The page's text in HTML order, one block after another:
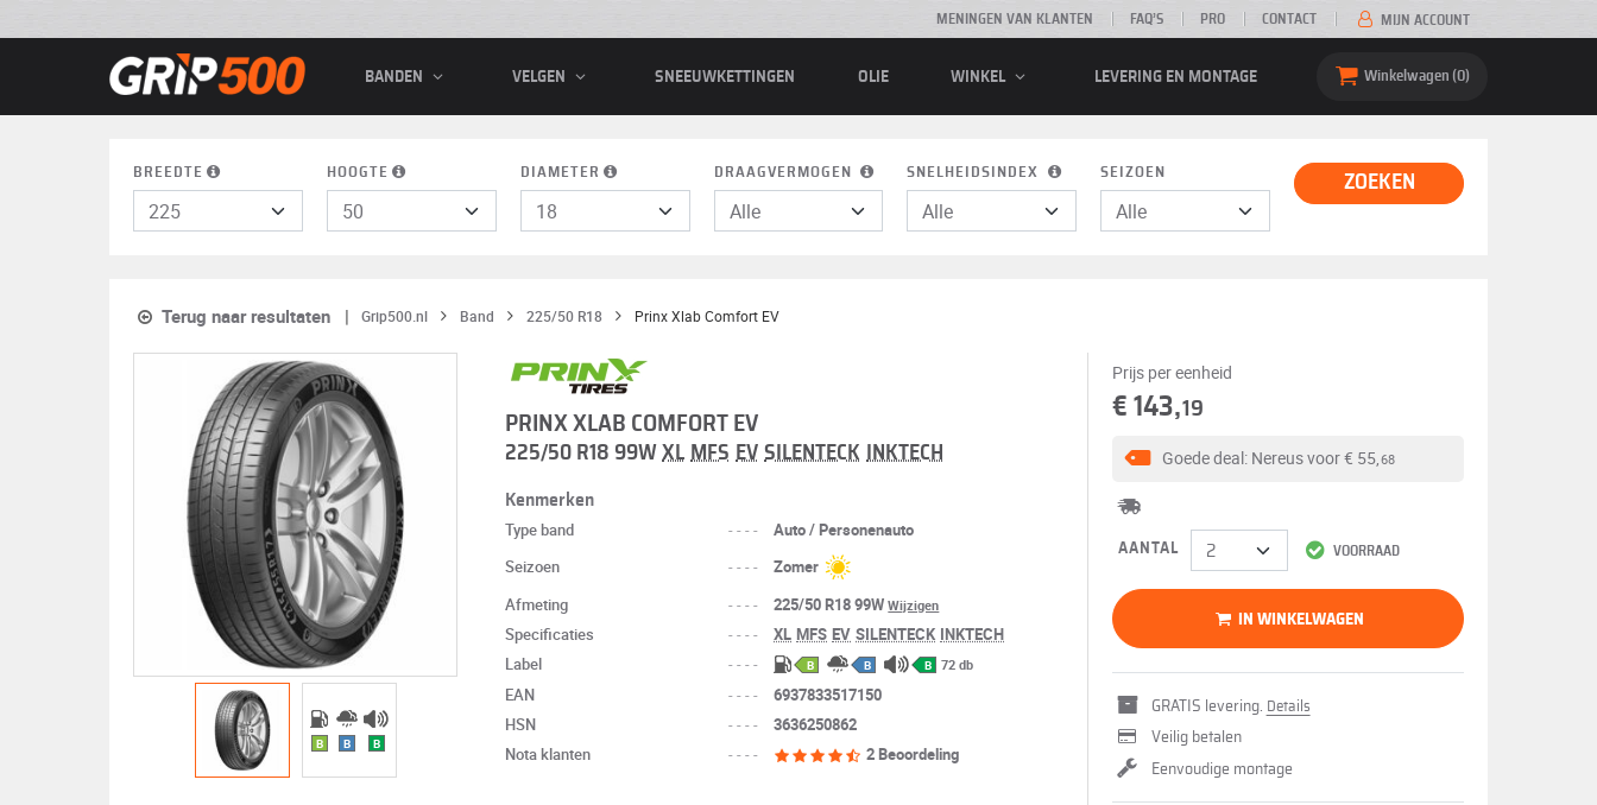
MENINGEN VAN KLANTEN FAQ’S PRO CONTACT MIJN ACCOUNT
BANDEN VELGEN SNEEUWKETTINGEN OLIE WINKEL LEVERING EN MONTAGE Winkelwagen 0
BREEDTE HOOGTE DIAMETER DRAAGVERMOGEN SNELHEIDSINDEX SEIZOEN ZOEKEN
Terug naar resultaten Grip500.nl Band 225/50 R18 Prinx Xlab Comfort EV
B B B
PRINX XLAB COMFORT EV
225/50 R18 99W XL MFS EV SILENTECK INKTECH
Kenmerken
Type band ----
Auto / Personenauto
Seizoen
----
Zomer
Afmeting
---- 225/50 R18 99WWijzigen
Specificaties ---- XL MFS EV SILENTECK INKTECH
Label
---- B B B 72 db
EAN ----
6937833517150
HSN
----
3636250862
Nota klanten
---- 2 Beoordeling
Prijs per eenheid
€ 143,19
VOORRAAD
Goede deal: Nereus voor€ 55,68
AANTAL
IN WINKELWAGEN
GRATIS levering. Details
Veilig betalen
Eenvoudige montage